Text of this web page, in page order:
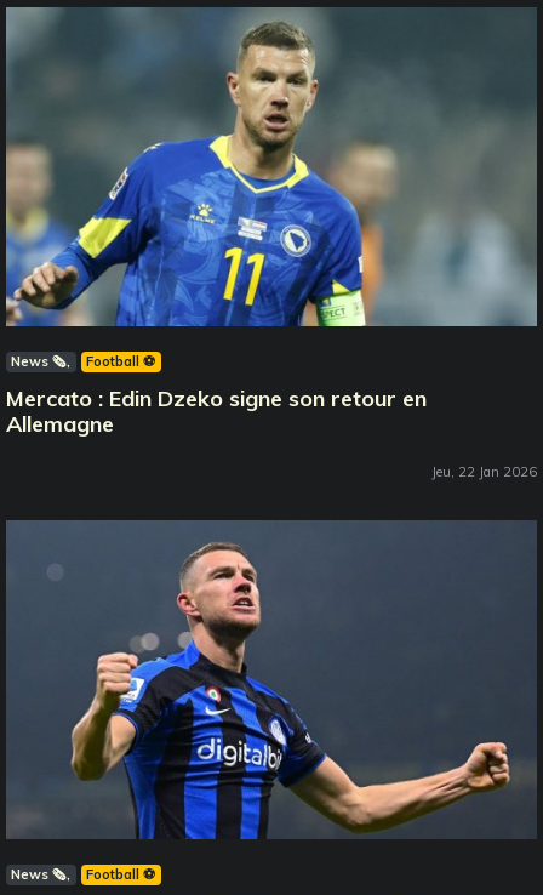
News 🗞️ Football ⚽️
Mercato : Edin Dzeko signe son retour en
Allemagne
Jeu, 22 Jan 2026
News 🗞️ Football ⚽️